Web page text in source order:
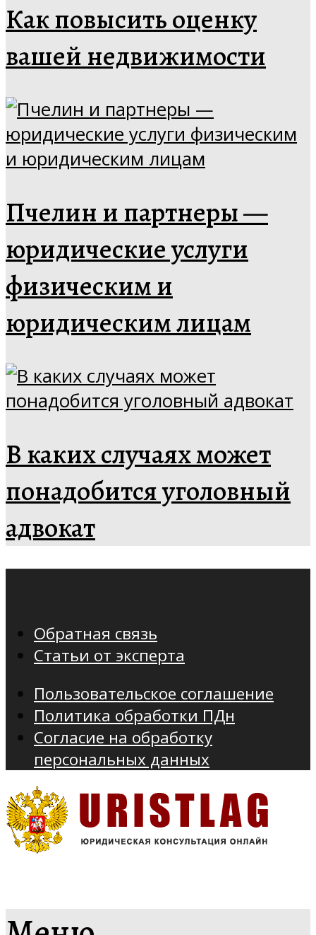
Как повысить оценку
вашей недвижимости
Пчелин и партнеры —
юридические услуги
физическим и
юридическим лицам
В каких случаях может
понадобится уголовный
адвокат
Обратная связь
Статьи от эксперта
Пользовательское соглашение
Политика обработки ПДн
Согласие на обработку
персональных данных